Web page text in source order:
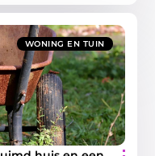
WONING EN TUIN